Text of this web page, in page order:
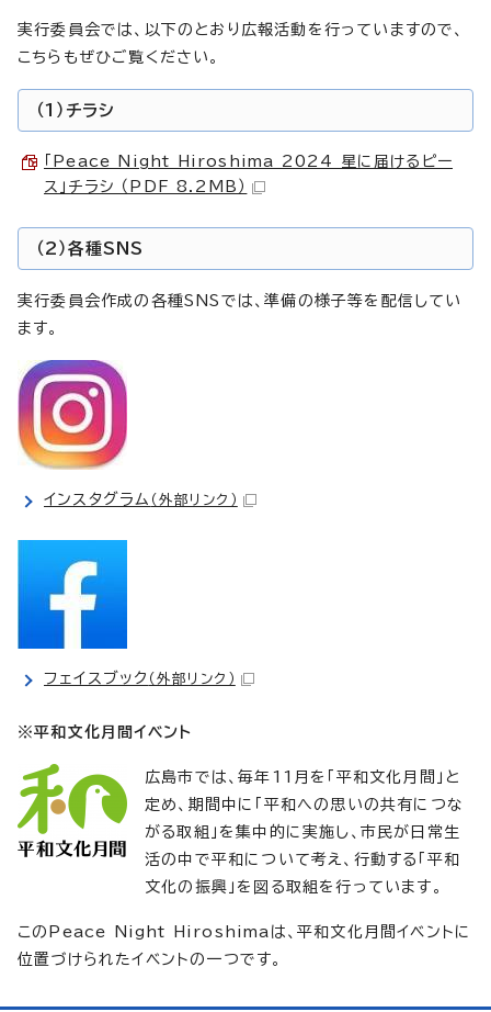
実行委員会では、以下のとおり広報活動を行っていますので、
こちらもぜひご覧ください。
（1）チラシ
「Peace Night Hiroshima 2024 星に届けるピー
ス」チラシ （PDF 8.2MB）
（2）各種SNS
実行委員会作成の各種SNSでは、準備の様子等を配信してい
ます。
インスタグラム （外部リンク）
フェイスブック （外部リンク）
※平和文化月間イベント
広島市では、毎年11月を「平和文化月間」と
定め、期間中に「平和への思いの共有につな
がる取組」を集中的に実施し、市民が日常生
活の中で平和について考え、行動する「平和
文化の振興」を図る取組を行っています。
このPeace Night Hiroshimaは、平和文化月間イベントに
位置づけられたイベントの一つです。